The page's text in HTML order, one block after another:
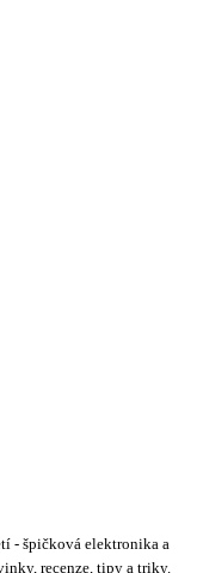
- špičková elektronika a
recenze, tipy a triky.